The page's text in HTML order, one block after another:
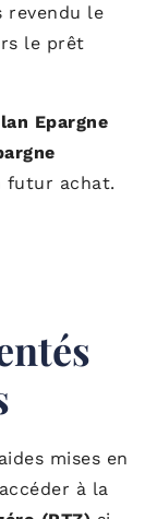
revendu le
le prêt
Epargne
futur achat.
mises en
à la